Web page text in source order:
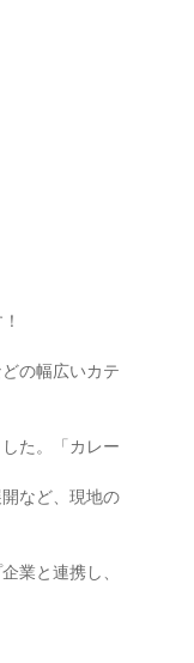
の幅広いカテ
た。「カレー
など、現地の
業と連携し、